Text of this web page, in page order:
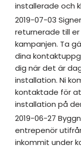
installerade och
2019-07-03
returnerade till
kampanjen. Ta
dina
dig när det är
installation. Ni
kontaktade för
installation på
2019-06-27
entrepenör
inkommit under